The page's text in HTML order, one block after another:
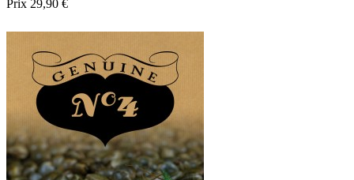
Prix 29,90 €
Nouveau
Aperçu rapide